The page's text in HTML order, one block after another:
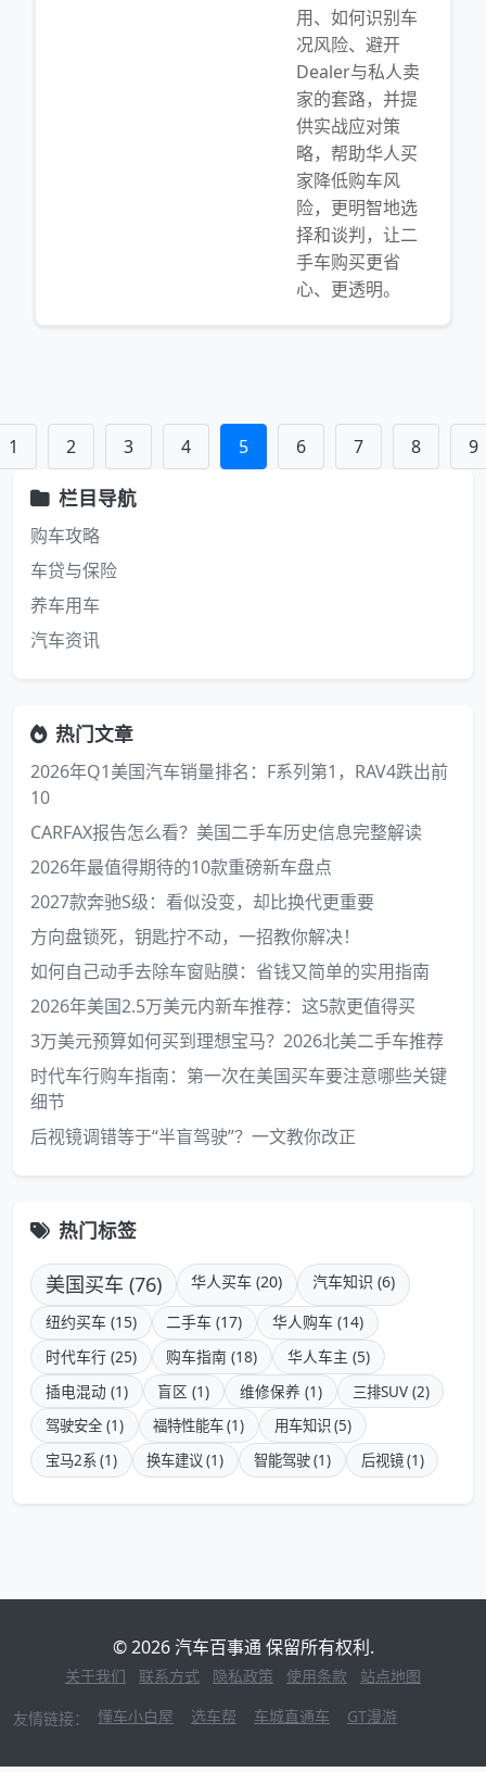
用、如何识别车
况风险、避开
Dealer与私人卖
家的套路，并提
供实战应对策
略，帮助华人买
家降低购车风
险，更明智地选
择和谈判，让二
手车购买更省
心、更透明。
1 2 3 4 5 6 7 8 9
栏目导航
购车攻略
车贷与保险
养车用车
汽车资讯
热门文章
2026年Q1美国汽车销量排名：F系列第1，RAV4跌出前
10
CARFAX报告怎么看？美国二手车历史信息完整解读
2026年最值得期待的10款重磅新车盘点
2027款奔驰S级：看似没变，却比换代更重要
方向盘锁死，钥匙拧不动，一招教你解决！
如何自己动手去除车窗贴膜：省钱又简单的实用指南
2026年美国2.5万美元内新车推荐：这5款更值得买
3万美元预算如何买到理想宝马？2026北美二手车推荐
时代车行购车指南：第一次在美国买车要注意哪些关键
细节
后视镜调错等于“半盲驾驶”？一文教你改正
热门标签
美国买车 (76) 华人买车 (20)
汽车知识 (6)
纽约买车 (15)
二手车 (17)
华人购车 (14)
时代车行 (25)
购车指南 (18)
华人车主 (5)
插电混动 (1)
盲区 (1) 维修保养 (1)
三排SUV (2)
驾驶安全 (1)
福特性能车 (1)
用车知识 (5)
宝马2系 (1)
换车建议 (1) 智能驾驶 (1) 后视镜 (1)
© 2026 汽车百事通 保留所有权利.
关于我们 联系方式 隐私政策 使用条款 站点地图
友情链接： 懂车小白屋 选车帮 车城直通车 GT漫游